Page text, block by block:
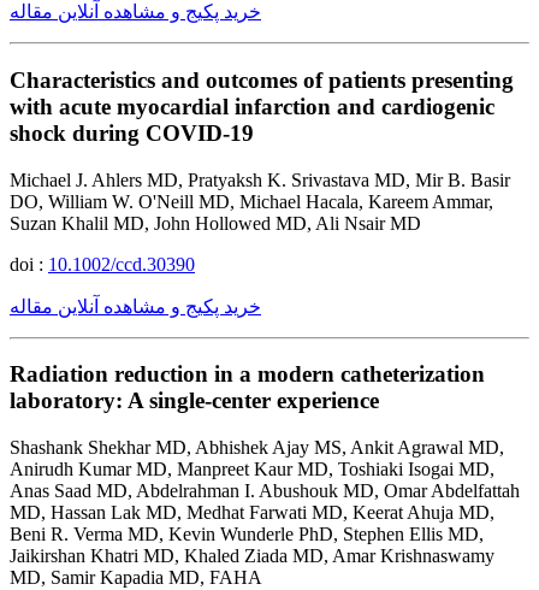
خرید پکیج و مشاهده آنلاین مقاله
Characteristics and outcomes of patients presenting
with acute myocardial infarction and cardiogenic
shock during COVID-19
Michael J. Ahlers MD, Pratyaksh K. Srivastava MD, Mir B. Basir
DO, William W. O'Neill MD, Michael Hacala, Kareem Ammar,
Suzan Khalil MD, John Hollowed MD, Ali Nsair MD
doi : 10.1002/ccd.30390
خرید پکیج و مشاهده آنلاین مقاله
Radiation reduction in a modern catheterization
laboratory: A single-center experience
Shashank Shekhar MD, Abhishek Ajay MS, Ankit Agrawal MD,
Anirudh Kumar MD, Manpreet Kaur MD, Toshiaki Isogai MD,
Anas Saad MD, Abdelrahman I. Abushouk MD, Omar Abdelfattah
MD, Hassan Lak MD, Medhat Farwati MD, Keerat Ahuja MD,
Beni R. Verma MD, Kevin Wunderle PhD, Stephen Ellis MD,
Jaikirshan Khatri MD, Khaled Ziada MD, Amar Krishnaswamy
MD, Samir Kapadia MD, FAHA